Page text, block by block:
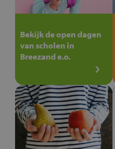
Bekijk de open dagen
van scholen in
Breezand e.o.